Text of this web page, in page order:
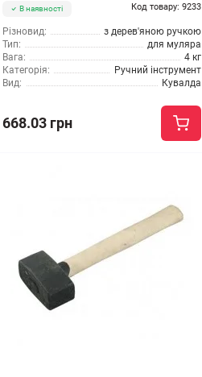
В наявності Код товару: 9233
Різновид:
з дерев'яною ручкою
Тип:
для муляра
Вага:
4 кг
Категорія:
Ручний інструмент
Вид:
Кувалда
668.03 грн